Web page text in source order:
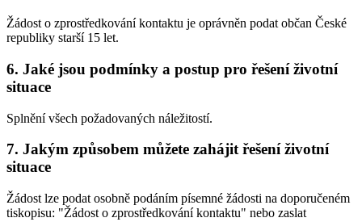
Žádost o zprostředkování kontaktu je oprávněn podat občan České
republiky starší 15 let.
6. Jaké jsou podmínky a postup pro řešení životní
situace
Splnění všech požadovaných náležitostí.
7. Jakým způsobem můžete zahájit řešení životní
situace
Žádost lze podat osobně podáním písemné žádosti na doporučeném
tiskopisu: "Žádost o zprostředkování kontaktu" nebo zaslat